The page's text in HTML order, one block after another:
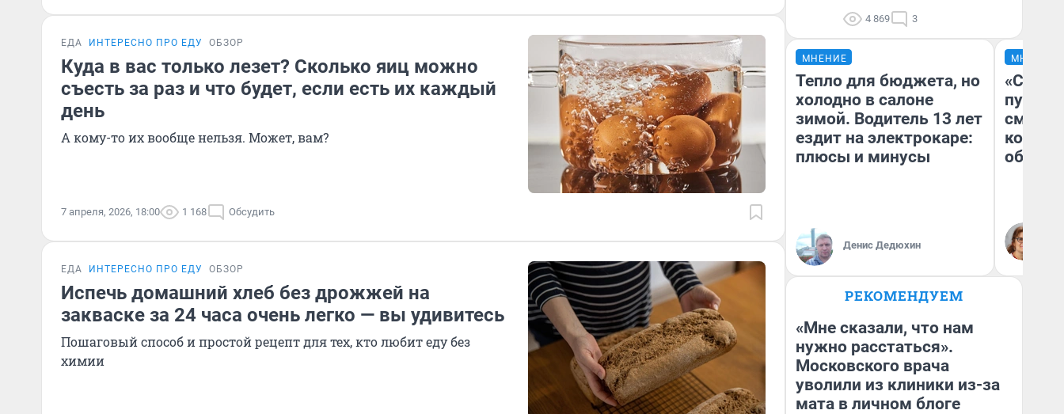
ЕДА ИНТЕРЕСНО ПРО ЕДУ ОБЗОР
Куда в вас только лезет? Сколько яиц можно
съесть за раз и что будет, если есть их каждый
день
А кому-то их вообще нельзя. Может, вам?
7 апреля, 2026, 18:00 1 168 Обсудить
ЕДА ИНТЕРЕСНО ПРО ЕДУ ОБЗОР
Испечь домашний хлеб без дрожжей на
закваске за 24 часа очень легко — вы удивитесь
Пошаговый способ и простой рецепт для тех, кто любит еду без
химии
4 869 3
МНЕНИЕ
Тепло для бюджета, но
холодно в салоне
зимой. Водитель 13 лет
ездит на электрокаре:
плюсы и минусы
Денис Дедюхин
МНЕНИЕ
РЕКОМЕНДУЕМ
«Мне сказали, что нам
нужно расстаться».
Московского врача
уволили из клиники из-за
мата в личном блоге